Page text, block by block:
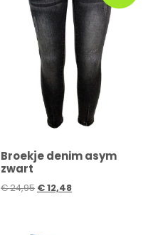
Broekje denim asym
zwart
€24,95 €12,48